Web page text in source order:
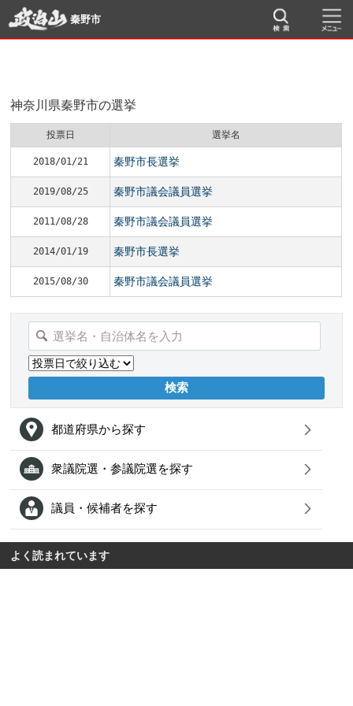
秦野市
神奈川県秦野市の選挙
投票日 選挙名
2018/01/21 秦野市長選挙
2019/08/25 秦野市議会議員選挙
2011/08/28 秦野市議会議員選挙
2014/01/19 秦野市長選挙
2015/08/30 秦野市議会議員選挙
都道府県から探す
衆議院選・参議院選を探す
議員・候補者を探す
よく読まれています